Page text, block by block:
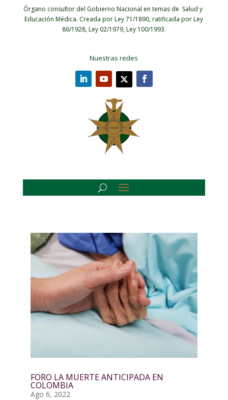
Órgano consultor del Gobierno Nacional en temas de Salud y
Educación Médica. Creada por Ley 71/1890, ratificada por Ley
86/1928, Ley 02/1979, Ley 100/1993.
Nuestras redes
FORO LA MUERTE ANTICIPADA EN
COLOMBIA
Ago 6, 2022